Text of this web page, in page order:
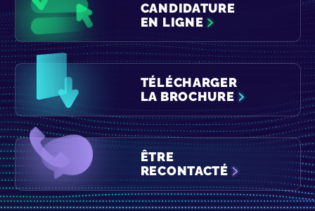
CANDIDATURE
EN LIGNE
TÉLÉCHARGER
LA BROCHURE
ÊTRE
RECONTACTÉ